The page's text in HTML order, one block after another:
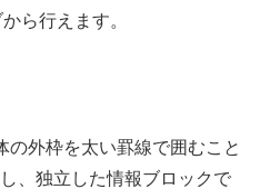
ら行えます。
の外枠を太い罫線で囲むこと
、独立した情報ブロックで